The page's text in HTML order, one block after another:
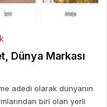
Dünya Markası
adedi olarak dünyanın
biri olan yerli